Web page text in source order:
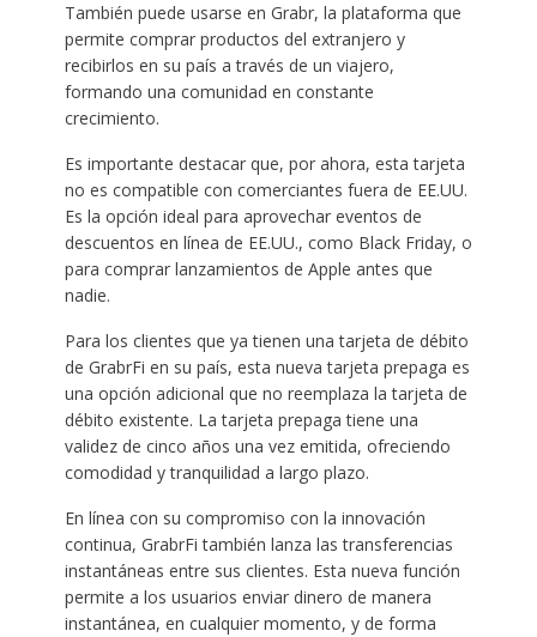
También puede usarse en Grabr, la plataforma que
permite comprar productos del extranjero y
recibirlos en su país a través de un viajero,
formando una comunidad en constante
crecimiento.
Es importante destacar que, por ahora, esta tarjeta
no es compatible con comerciantes fuera de EE.UU.
Es la opción ideal para aprovechar eventos de
descuentos en línea de EE.UU., como Black Friday, o
para comprar lanzamientos de Apple antes que
nadie.
Para los clientes que ya tienen una tarjeta de débito
de GrabrFi en su país, esta nueva tarjeta prepaga es
una opción adicional que no reemplaza la tarjeta de
débito existente. La tarjeta prepaga tiene una
validez de cinco años una vez emitida, ofreciendo
comodidad y tranquilidad a largo plazo.
En línea con su compromiso con la innovación
continua, GrabrFi también lanza las transferencias
instantáneas entre sus clientes. Esta nueva función
permite a los usuarios enviar dinero de manera
instantánea, en cualquier momento, y de forma